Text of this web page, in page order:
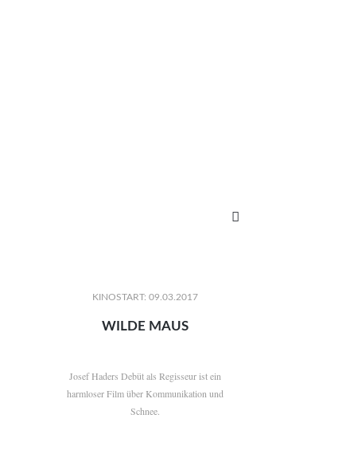

KINOSTART: 09.03.2017
WILDE MAUS
Josef Haders Debüt als Regisseur ist ein
harmloser Film über Kommunikation und
Schnee.